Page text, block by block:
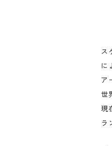
ス
に
ア
世
現
ラ